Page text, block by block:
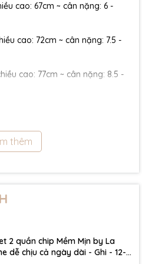
cao: 67cm ~ cân nặng: 6 -
cao: 72cm ~ cân nặng: 7.5 -
cao: 77cm ~ cân nặng: 8.5 -
cao: 86cm ~ cân nặng: 11.5 -
cao: 107 - 114cm ~ cân nặng: 17
thêm
2 quần chip Mềm Mịn by La
dễ chịu cả ngày dài - Ghi - 12-